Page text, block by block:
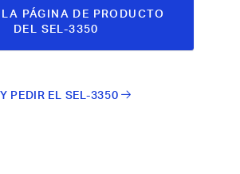
PÁGINA DE PRODUCTO
DEL SEL-3350
PEDIR EL SEL-3350